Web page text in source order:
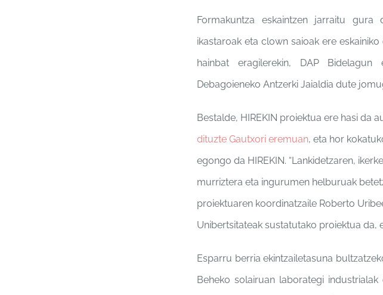
Formakuntza eskaintzen jarraitu
ikastaroak eta clown saioak ere
hainbat eragilerekin, DAP
Debagoieneko Antzerki Jaialdia dute
Bestalde, HIREKIN proiektua ere hasi da
dituzte Gautxori eremuan, eta hor
egongo da HIREKIN. “Lankidetzaren,
murriztera eta ingurumen helburuak
proiektuaren koordinatzaile Roberto
Unibertsitateak sustatutako proiektua da,
Esparru berria ekintzailetasuna
Beheko solairuan laborategi